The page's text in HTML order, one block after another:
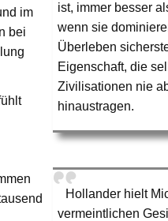
ist, immer besser
wenn sie
Überleben
Eigenschaft, die
Zivilisationen nie
hinaustragen.
im
bei
Hollander hielt
vermeintlichen